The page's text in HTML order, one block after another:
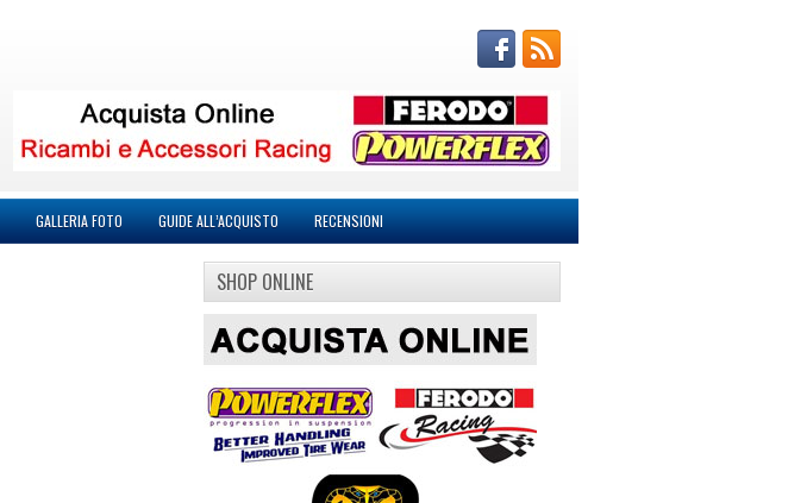
GALLERIA FOTO GUIDE ALL’ACQUISTO RECENSIONI
SHOP ONLINE